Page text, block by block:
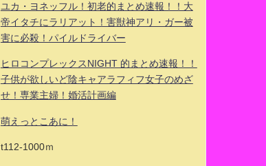
ユカ・ヨネッフル！初老的まとめ速報！！大
帝イタチにラリアット！害獣神アリ・ガー被
害に必殺！パイルドライバー
ヒロコンプレックスNIGHT 的まとめ速報！！
子供が欲しいど陰キャアラフィフ女子のめざ
せ！専業主婦！婚活計画編
萌えっとこあに！
t112-1000ｍ